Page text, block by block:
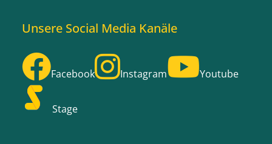
Unsere Social Media Kanäle
Facebook Instagram Youtube
Stage